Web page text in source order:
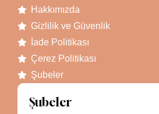
Hakkımızda
Gizlilik ve Güvenlik
İade Politikası
Çerez Politikası
Şubeler
Şubeler